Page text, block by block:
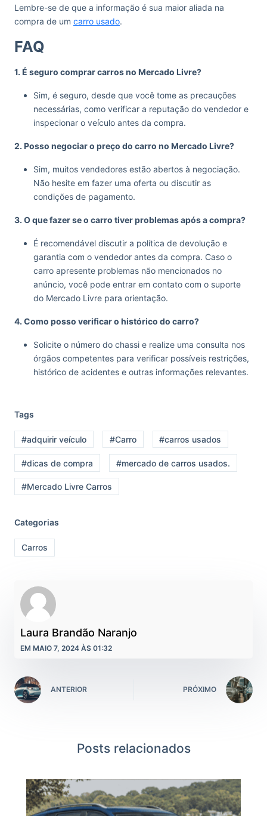
Lembre-se de que a informação é sua maior aliada na
compra de um carro usado.
FAQ
1. É seguro comprar carros no Mercado Livre?
Sim, é seguro, desde que você tome as precauções
necessárias, como verificar a reputação do vendedor e
inspecionar o veículo antes da compra.
2. Posso negociar o preço do carro no Mercado Livre?
Sim, muitos vendedores estão abertos à negociação.
Não hesite em fazer uma oferta ou discutir as
condições de pagamento.
3. O que fazer se o carro tiver problemas após a compra?
É recomendável discutir a política de devolução e
garantia com o vendedor antes da compra. Caso o
carro apresente problemas não mencionados no
anúncio, você pode entrar em contato com o suporte
do Mercado Livre para orientação.
4. Como posso verificar o histórico do carro?
Solicite o número do chassi e realize uma consulta nos
órgãos competentes para verificar possíveis restrições,
histórico de acidentes e outras informações relevantes.
Tags
#adquirir veículo #Carro #carros usados
#dicas de compra #mercado de carros usados.
#Mercado Livre Carros
Categorias
Carros
Laura Brandão Naranjo
EM MAIO 7, 2024 ÀS 01:32
ANTERIOR PRÓXIMO
Posts relacionados